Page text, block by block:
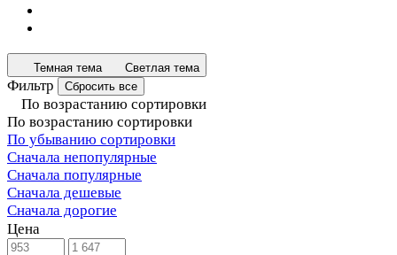
Темная тема Светлая тема
Фильтр Сбросить все
По возрастанию сортировки
По возрастанию сортировки
По убыванию сортировки
Сначала непопулярные
Сначала популярные
Сначала дешевые
Сначала дорогие
Цена